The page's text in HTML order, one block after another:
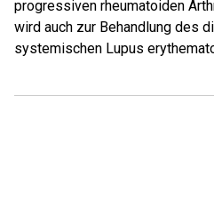
progressiven rheumatoiden
wird auch zur Behandlung des
systemischen Lupus